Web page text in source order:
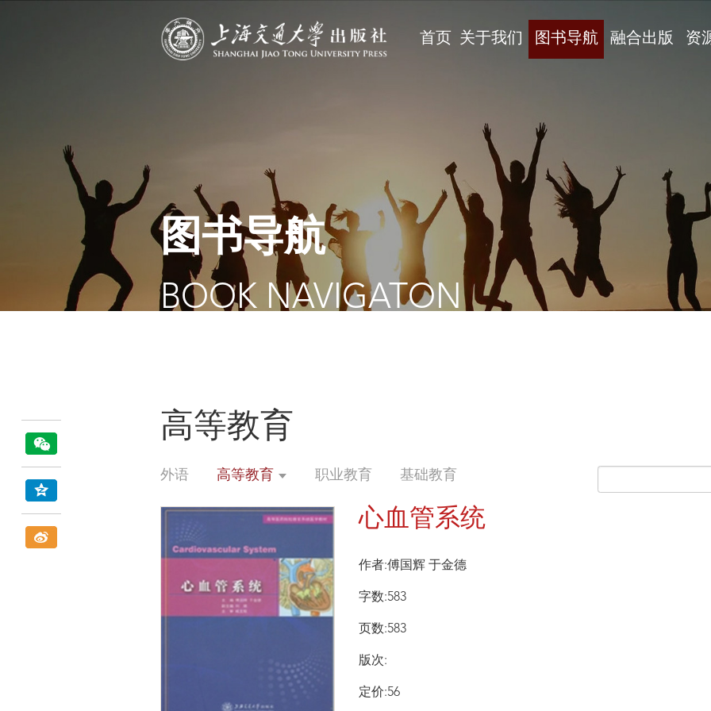
首页 关于我们 图书导航 融合出版 资
图书导航
BOOK NAVIGATON
高等教育
外语 高等教育 职业教育 基础教育
心血管系统
作者:傅国辉 于金德
字数:583
页数:583
版次:
定价:56